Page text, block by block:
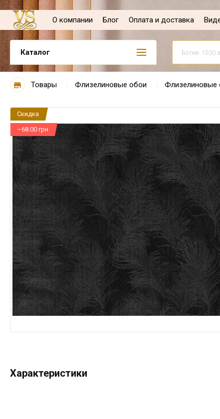
О компании Блог Оплата и доставка
Каталог
Товары Флизелиновые обои Флизелиновые
Скидка
–68.00 грн
Характеристики